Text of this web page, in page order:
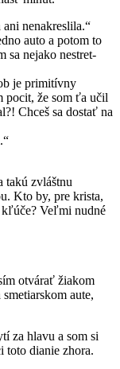
nenakreslila.“
auto a potom to
sa nejako nestret-
je primitívny
pocit, že som ťa učil
Chceš sa dostať na
takú zvláštnu
Kto by, pre krista,
kľúče? Veľmi nudné
otvárať žiakom
aute,
za hlavu a som si
toto dianie zhora.